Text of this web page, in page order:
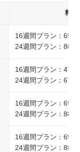
料金
16週間プラン：
24週間プラン：
16週間プラン：
24週間プラン：
16週間プラン：
24週間プラン：
16週間プラン：
24週間プラン：